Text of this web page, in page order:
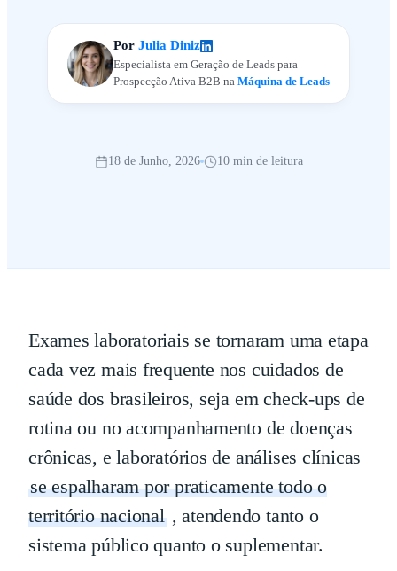
Por Julia Diniz
Especialista em Geração de Leads para
Prospecção Ativa B2B na Máquina de Leads
18 de Junho, 2026 10 min de leitura
Exames laboratoriais se tornaram uma etapa
cada vez mais frequente nos cuidados de
saúde dos brasileiros, seja em check-ups de
rotina ou no acompanhamento de doenças
crônicas, e laboratórios de análises clínicas
se espalharam por praticamente todo o
território nacional , atendendo tanto o
sistema público quanto o suplementar.